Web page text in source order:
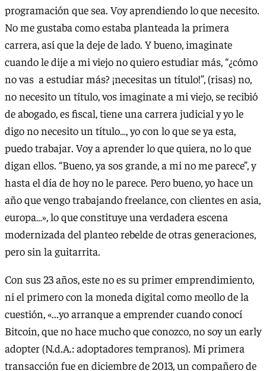
programación que sea. Voy aprendiendo lo que necesito.
No me gustaba como estaba planteada la primera
carrera, así que la deje de lado. Y bueno, imaginate
cuando le dije a mi viejo no quiero estudiar más, “¿cómo
no vas a estudiar más? ¡necesitas un título!”, (risas) no,
no necesito un título, vos imaginate a mi viejo, se recibió
de abogado, es fiscal, tiene una carrera judicial y yo le
digo no necesito un título…, yo con lo que se ya esta,
puedo trabajar. Voy a aprender lo que quiera, no lo que
digan ellos. “Bueno, ya sos grande, a mi no me parece”, y
hasta el día de hoy no le parece. Pero bueno, yo hace un
año que vengo trabajando freelance, con clientes en asia,
europa…», lo que constituye una verdadera escena
modernizada del planteo rebelde de otras generaciones,
pero sin la guitarrita.
Con sus 23 años, este no es su primer emprendimiento,
ni el primero con la moneda digital como meollo de la
cuestión, «...yo arranque a emprender cuando conocí
Bitcoin, que no hace mucho que conozco, no soy un early
adopter (N.d.A.: adoptadores tempranos). Mi primera
transacción fue en diciembre de 2013, un compañero de